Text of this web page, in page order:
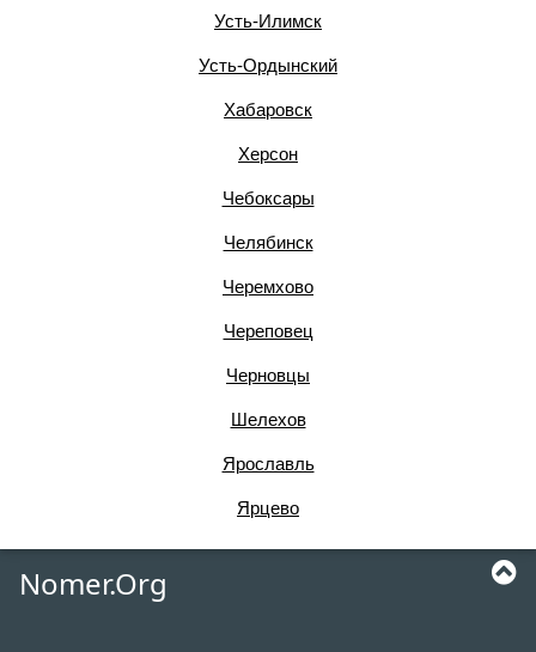
Усть-Илимск
Усть-Ордынский
Хабаровск
Херсон
Чебоксары
Челябинск
Черемхово
Череповец
Черновцы
Шелехов
Ярославль
Ярцево
Nomer.Org